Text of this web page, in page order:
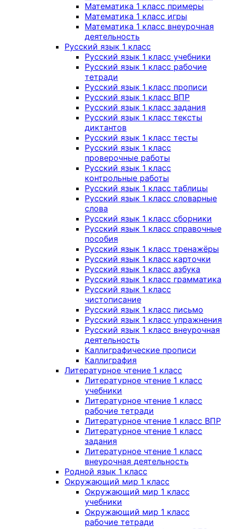
Математика 1 класс примеры
Математика 1 класс игры
Математика 1 класс внеурочная
деятельность
Русский язык 1 класс
Русский язык 1 класс учебники
Русский язык 1 класс рабочие
тетради
Русский язык 1 класс прописи
Русский язык 1 класс ВПР
Русский язык 1 класс задания
Русский язык 1 класс тексты
диктантов
Русский язык 1 класс тесты
Русский язык 1 класс
проверочные работы
Русский язык 1 класс
контрольные работы
Русский язык 1 класс таблицы
Русский язык 1 класс словарные
слова
Русский язык 1 класс сборники
Русский язык 1 класс справочные
пособия
Русский язык 1 класс тренажёры
Русский язык 1 класс карточки
Русский язык 1 класс азбука
Русский язык 1 класс грамматика
Русский язык 1 класс
чистописание
Русский язык 1 класс письмо
Русский язык 1 класс упражнения
Русский язык 1 класс внеурочная
деятельность
Каллиграфические прописи
Каллиграфия
Литературное чтение 1 класс
Литературное чтение 1 класс
учебники
Литературное чтение 1 класс
рабочие тетради
Литературное чтение 1 класс ВПР
Литературное чтение 1 класс
задания
Литературное чтение 1 класс
внеурочная деятельность
Родной язык 1 класс
Окружающий мир 1 класс
Окружающий мир 1 класс
учебники
Окружающий мир 1 класс
рабочие тетради